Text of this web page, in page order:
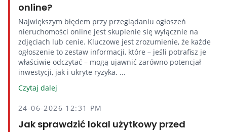
online?
Największym błędem przy przeglądaniu ogłoszeń
nieruchomości online jest skupienie się wyłącznie na
zdjęciach lub cenie. Kluczowe jest zrozumienie, że każde
ogłoszenie to zestaw informacji, które – jeśli potrafisz je
właściwie odczytać – mogą ujawnić zarówno potencjał
inwestycji, jak i ukryte ryzyka. ...
Czytaj dalej
24-06-2026 12:31 PM
Jak sprawdzić lokal użytkowy przed